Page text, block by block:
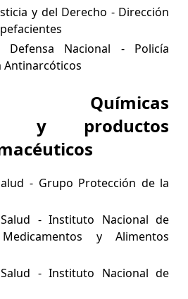
y del Derecho - Dirección
Nacional - Policía
Antinarcóticos
Químicas
y productos
- Grupo Protección de la
- Instituto Nacional de
y Alimentos
- Instituto Nacional de